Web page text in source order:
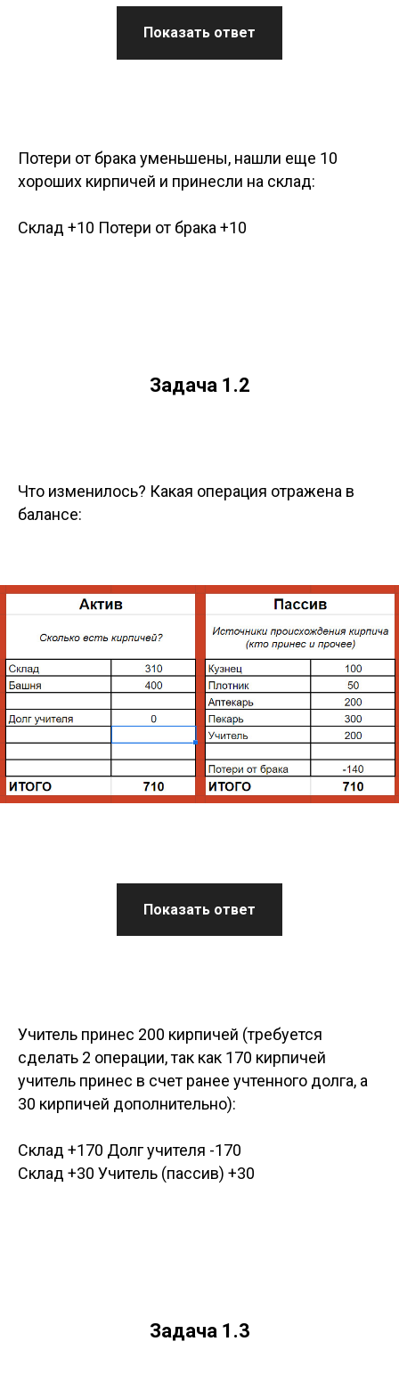
Показать ответ
Потери от брака уменьшены, нашли еще 10
хороших кирпичей и принесли на склад:
Склад +10 Потери от брака +10
Задача 1.2
Что изменилось? Какая операция отражена в
балансе:
Показать ответ
Учитель принес 200 кирпичей (требуется
сделать 2 операции, так как 170 кирпичей
учитель принес в счет ранее учтенного долга, а
30 кирпичей дополнительно):
Склад +170 Долг учителя -170
Склад +30 Учитель (пассив) +30
Задача 1.3